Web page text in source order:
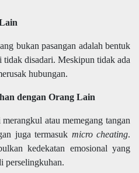
bukan pasangan adalah bentuk
tidak disadari. Meskipun tidak ada
hubungan.
dengan Orang Lain
atau memegang tangan
juga termasuk micro cheating.
kedekatan emosional yang
perselingkuhan.